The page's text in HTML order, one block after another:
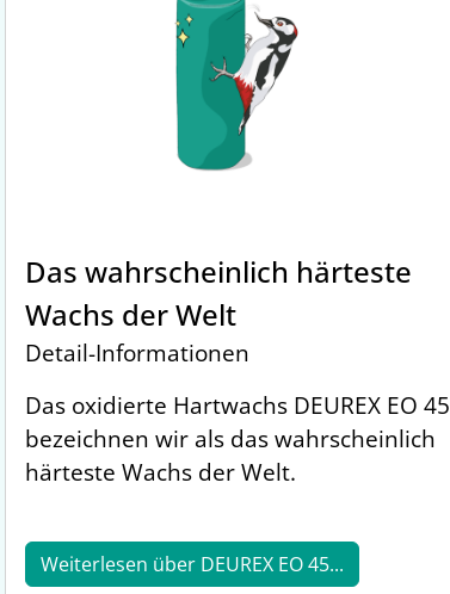
Das wahrscheinlich härteste
Wachs der Welt
Detail-Informationen
Das oxidierte Hartwachs DEUREX EO 45
bezeichnen wir als das wahrscheinlich
härteste Wachs der Welt.
Weiterlesen über DEUREX EO 45...